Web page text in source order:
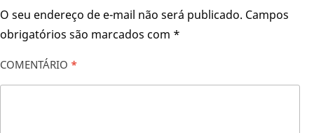
O seu endereço de e-mail não será publicado. Campos
obrigatórios são marcados com *
COMENTÁRIO *